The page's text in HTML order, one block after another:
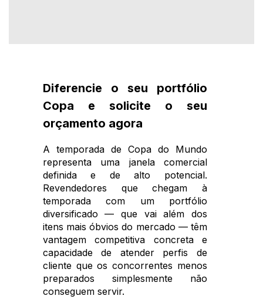
Diferencie o seu portfólio
Copa e solicite o seu
orçamento agora
A temporada de Copa do Mundo
representa uma janela comercial
definida e de alto potencial.
Revendedores que chegam à
temporada com um portfólio
diversificado — que vai além dos
itens mais óbvios do mercado — têm
vantagem competitiva concreta e
capacidade de atender perfis de
cliente que os concorrentes menos
preparados simplesmente não
conseguem servir.